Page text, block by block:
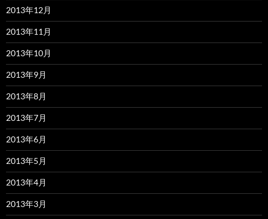
2013年12月
2013年11月
2013年10月
2013年9月
2013年8月
2013年7月
2013年6月
2013年5月
2013年4月
2013年3月